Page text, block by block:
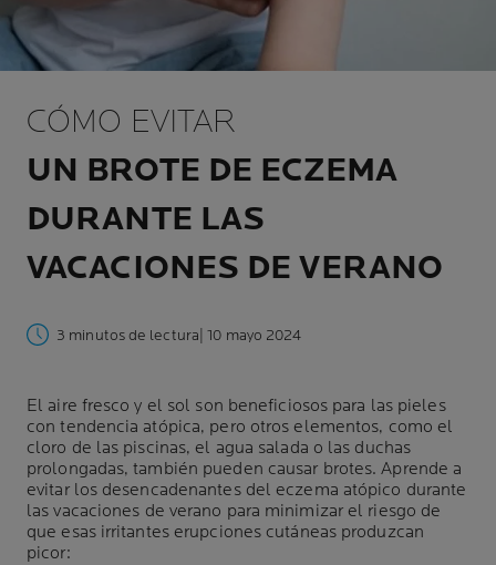
CÓMO EVITAR
UN BROTE DE ECZEMA
DURANTE LAS
VACACIONES DE VERANO
3 minutos de lectura | 10 mayo 2024
El aire fresco y el sol son beneficiosos para las pieles
con tendencia atópica, pero otros elementos, como el
cloro de las piscinas, el agua salada o las duchas
prolongadas, también pueden causar brotes. Aprende a
evitar los desencadenantes del eczema atópico durante
las vacaciones de verano para minimizar el riesgo de
que esas irritantes erupciones cutáneas produzcan
picor: